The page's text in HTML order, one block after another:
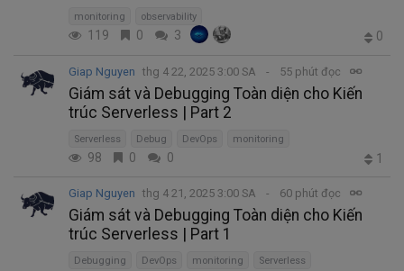
monitoring observability
119 0 3 0
Giap Nguyen thg 4 22, 2025 3:00 SA 55 phút đọc
Giám sát và Debugging Toàn diện cho Kiến
trúc Serverless | Part 2
Serverless Debug DevOps monitoring
98 0 0 1
Giap Nguyen thg 4 21, 2025 3:00 SA 60 phút đọc
Giám sát và Debugging Toàn diện cho Kiến
trúc Serverless | Part 1
Debugging DevOps monitoring Serverless